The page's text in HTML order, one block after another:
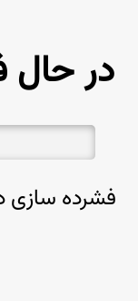
در حال
فشرده سازی